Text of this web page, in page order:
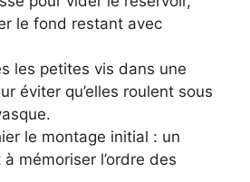
le fond restant avec
les petites vis dans une
éviter qu’elles roulent sous
le montage initial : un
mémoriser l’ordre des